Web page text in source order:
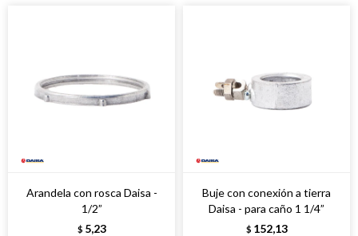
Arandela con rosca Daisa -
1/2”
$ 5,23
Buje con conexión a tierra
Daisa - para caño 1 1/4”
$ 152,13